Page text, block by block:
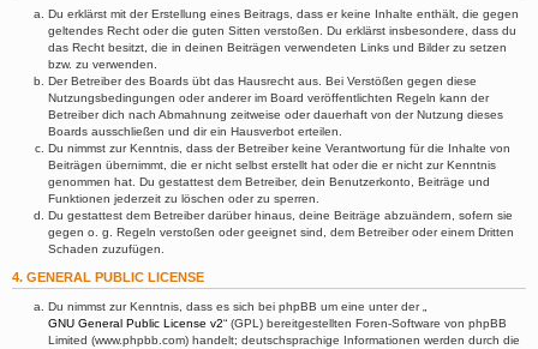
Du erklärst mit der Erstellung eines Beitrags, dass er keine Inhalte enthält, die gegen
geltendes Recht oder die guten Sitten verstoßen. Du erklärst insbesondere, dass du
das Recht besitzt, die in deinen Beiträgen verwendeten Links und Bilder zu setzen
bzw. zu verwenden.
Der Betreiber des Boards übt das Hausrecht aus. Bei Verstößen gegen diese
Nutzungsbedingungen oder anderer im Board veröffentlichten Regeln kann der
Betreiber dich nach Abmahnung zeitweise oder dauerhaft von der Nutzung dieses
Boards ausschließen und dir ein Hausverbot erteilen.
Du nimmst zur Kenntnis, dass der Betreiber keine Verantwortung für die Inhalte von
Beiträgen übernimmt, die er nicht selbst erstellt hat oder die er nicht zur Kenntnis
genommen hat. Du gestattest dem Betreiber, dein Benutzerkonto, Beiträge und
Funktionen jederzeit zu löschen oder zu sperren.
Du gestattest dem Betreiber darüber hinaus, deine Beiträge abzuändern, sofern sie
gegen o. g. Regeln verstoßen oder geeignet sind, dem Betreiber oder einem Dritten
Schaden zuzufügen.
4. GENERAL PUBLIC LICENSE
Du nimmst zur Kenntnis, dass es sich bei phpBB um eine unter der „
GNU General Public License v2“ (GPL) bereitgestellten Foren-Software von phpBB
Limited (www.phpbb.com) handelt; deutschsprachige Informationen werden durch die